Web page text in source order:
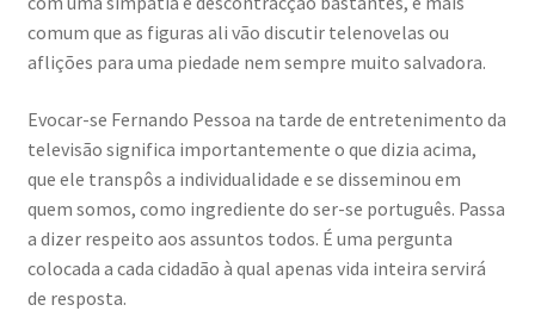
comum que as figuras ali vão discutir telenovelas ou
aflições para uma piedade nem sempre muito salvadora.
Evocar-se Fernando Pessoa na tarde de entretenimento da
televisão significa importantemente o que dizia acima,
que ele transpôs a individualidade e se disseminou em
quem somos, como ingrediente do ser-se português. Passa
a dizer respeito aos assuntos todos. É uma pergunta
colocada a cada cidadão à qual apenas vida inteira servirá
de resposta.